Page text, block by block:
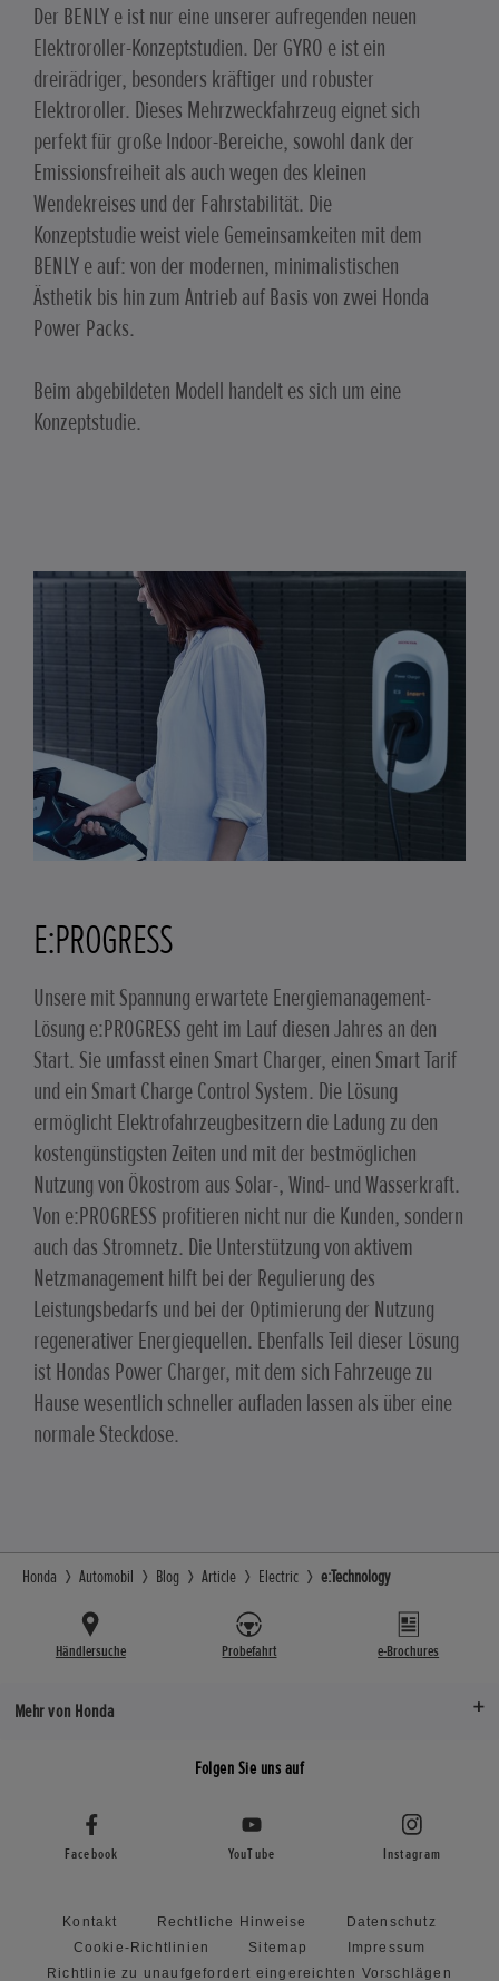
Der BENLY e ist nur eine unserer aufregenden neuen
Elektroroller-Konzeptstudien. Der GYRO e ist ein
dreirädriger, besonders kräftiger und robuster
Elektroroller. Dieses Mehrzweckfahrzeug eignet sich
perfekt für große Indoor-Bereiche, sowohl dank der
Emissionsfreiheit als auch wegen des kleinen
Wendekreises und der Fahrstabilität. Die
Konzeptstudie weist viele Gemeinsamkeiten mit dem
BENLY e auf: von der modernen, minimalistischen
Ästhetik bis hin zum Antrieb auf Basis von zwei Honda
Power Packs.
Beim abgebildeten Modell handelt es sich um eine
Konzeptstudie.
E:PROGRESS
Unsere mit Spannung erwartete Energiemanagement-
Lösung e:PROGRESS geht im Lauf diesen Jahres an den
Start. Sie umfasst einen Smart Charger, einen Smart Tarif
und ein Smart Charge Control System. Die Lösung
ermöglicht Elektrofahrzeugbesitzern die Ladung zu den
kostengünstigsten Zeiten und mit der bestmöglichen
Nutzung von Ökostrom aus Solar-, Wind- und Wasserkraft.
Von e:PROGRESS profitieren nicht nur die Kunden, sondern
auch das Stromnetz. Die Unterstützung von aktivem
Netzmanagement hilft bei der Regulierung des
Leistungsbedarfs und bei der Optimierung der Nutzung
regenerativer Energiequellen. Ebenfalls Teil dieser Lösung
ist Hondas Power Charger, mit dem sich Fahrzeuge zu
Hause wesentlich schneller aufladen lassen als über eine
normale Steckdose.
Honda Automobil Blog Article Electric e:Technology
Händlersuche Probefahrt e-Brochures
Mehr von Honda
Folgen Sie uns auf
Facebook YouTube Instagram
Kontakt Rechtliche Hinweise
Datenschutz
Cookie-Richtlinien
Sitemap
Impressum
Richtlinie zu unaufgefordert eingereichten Vorschlägen